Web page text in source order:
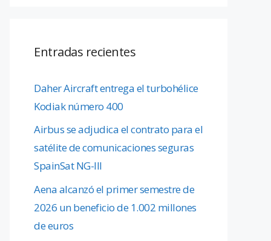
Entradas recientes
Daher Aircraft entrega el turbohélice
Kodiak número 400
Airbus se adjudica el contrato para el
satélite de comunicaciones seguras
SpainSat NG-III
Aena alcanzó el primer semestre de
2026 un beneficio de 1.002 millones
de euros